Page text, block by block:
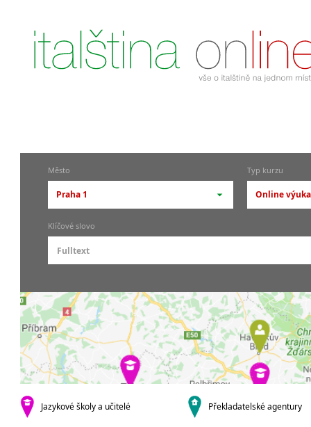
Město
Praha 1
-- vyberte město --
Praha 4
Praha 5
Praha 7
Praha 9
Praha 10
krajská města
Brno
Typ kurzu
Online
Online
Výuka
Výuka
JŠ
Klíčové slovo
Jazykové školy a učitelé Překladatelské agentury